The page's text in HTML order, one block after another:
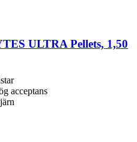
ULTRA Pellets, 1,50
acceptans